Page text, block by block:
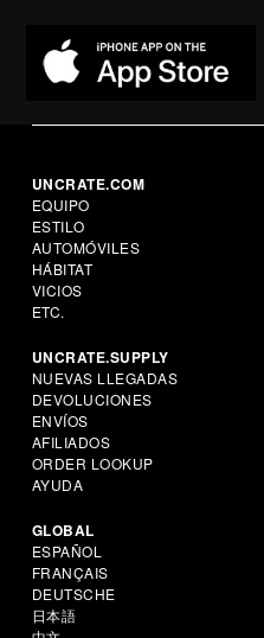
UNCRATE.COM
EQUIPO
ESTILO
AUTOMÓVILES
HÁBITAT
VICIOS
ETC.
UNCRATE.SUPPLY
NUEVAS LLEGADAS
DEVOLUCIONES
ENVÍOS
AFILIADOS
ORDER LOOKUP
AYUDA
GLOBAL
ESPAÑOL
FRANÇAIS
DEUTSCHE
日本語